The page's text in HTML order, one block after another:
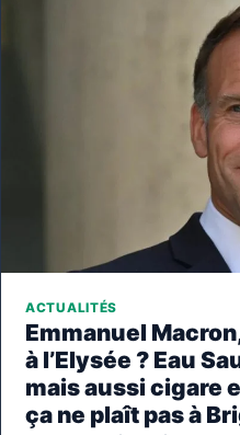
ACTUALITÉS
Emmanuel
à l’Elysée ? Eau
mais aussi cigare
ça ne plaît pas à